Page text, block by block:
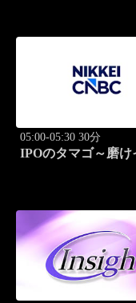
05:00-05:30 30分
IPOのタマゴ～磨け